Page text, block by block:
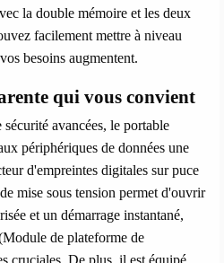
la double mémoire et les deux
facilement mettre à niveau
besoins augmentent.
qui vous convient
avancées, le portable
périphériques de données une
d'empreintes digitales sur puce
mise sous tension permet d'ouvrir
et un démarrage instantané,
de plateforme de
cruciales. De plus, il est équipé